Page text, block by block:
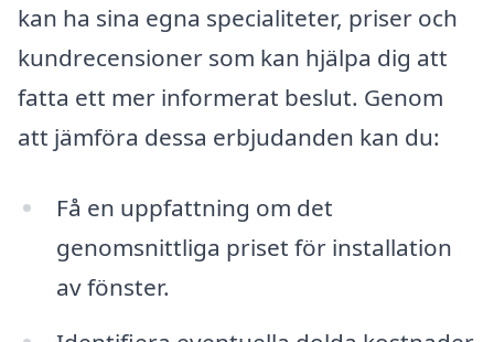
kan ha sina egna specialiteter, priser och
kundrecensioner som kan hjälpa dig att
fatta ett mer informerat beslut. Genom
att jämföra dessa erbjudanden kan du:
Få en uppfattning om det
genomsnittliga priset för installation
av fönster.